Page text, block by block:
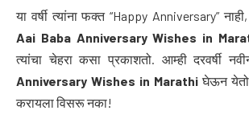
या वर्षी त्यांना फक्त “Happy Anniversary”
Aai Baba Anniversary Wishes in
त्यांचा चेहरा कसा प्रकाशतो. आम्ही दरवर्षी
Anniversary Wishes in Marathi घेऊन
करायला विसरू नका!